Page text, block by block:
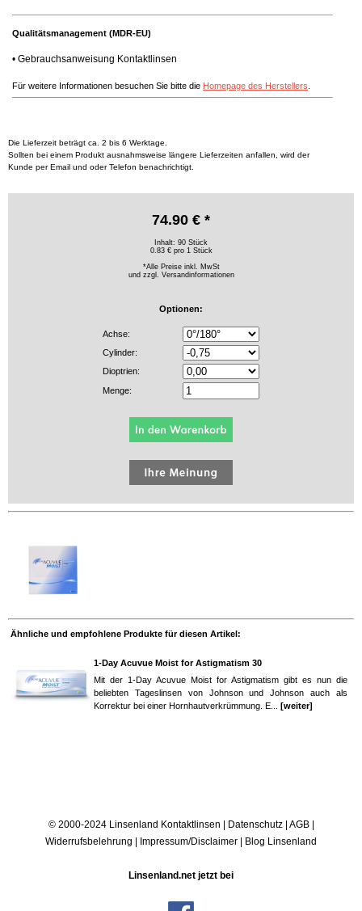
Qualitätsmanagement (MDR-EU)
• Gebrauchsanweisung Kontaktlinsen
Für weitere Informationen besuchen Sie bitte die Homepage des Herstellers
Die Lieferzeit beträgt ca. 2 bis 6 Werktage.
Sollten bei einem Produkt ausnahmsweise längere Lieferzeiten anfallen, wird der
Kunde per Email und oder Telefon benachrichtigt.
74.90 € *
Inhalt: 90 Stück
0.83 € pro 1 Stück
*Alle Preise inkl. MwSt
und zzgl. Versandinformationen
Optionen:
Achse:
Cylinder:
Dioptrien:
Menge:
Ähnliche und empfohlene Produkte für diesen Artikel:
1-Day Acuvue Moist for Astigmatism 30
Mit der 1-Day Acuvue Moist for Astigmatism gibt es nun die
beliebten Tageslinsen von Johnson und Johnson auch als
Korrektur bei einer Hornhautverkrümmung. E... [weiter]
© 2000-2024 Linsenland Kontaktlinsen | Datenschutz| AGB|
Widerrufsbelehrung | Impressum/Disclaimer | Blog Linsenland
Linsenland.net jetzt bei